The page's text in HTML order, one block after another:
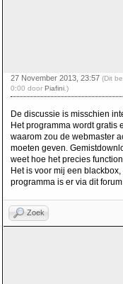
27 November 2013, 23:57 (Dit
0:00 door Piafini .)
De discussie is misschien
Het programma wordt gratis
waarom zou de webmaster
moeten geven.
weet hoe het precies
Het is voor mij een
programma is er via dit
Zoek